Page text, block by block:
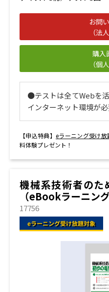
お問
（法
購入
（個
●テストは全てWebを
インターネット環境が必
【申込特典】 eラーニング受け放
料体験プレゼント！
機械系技術者のた
（eBookラーニング
17756